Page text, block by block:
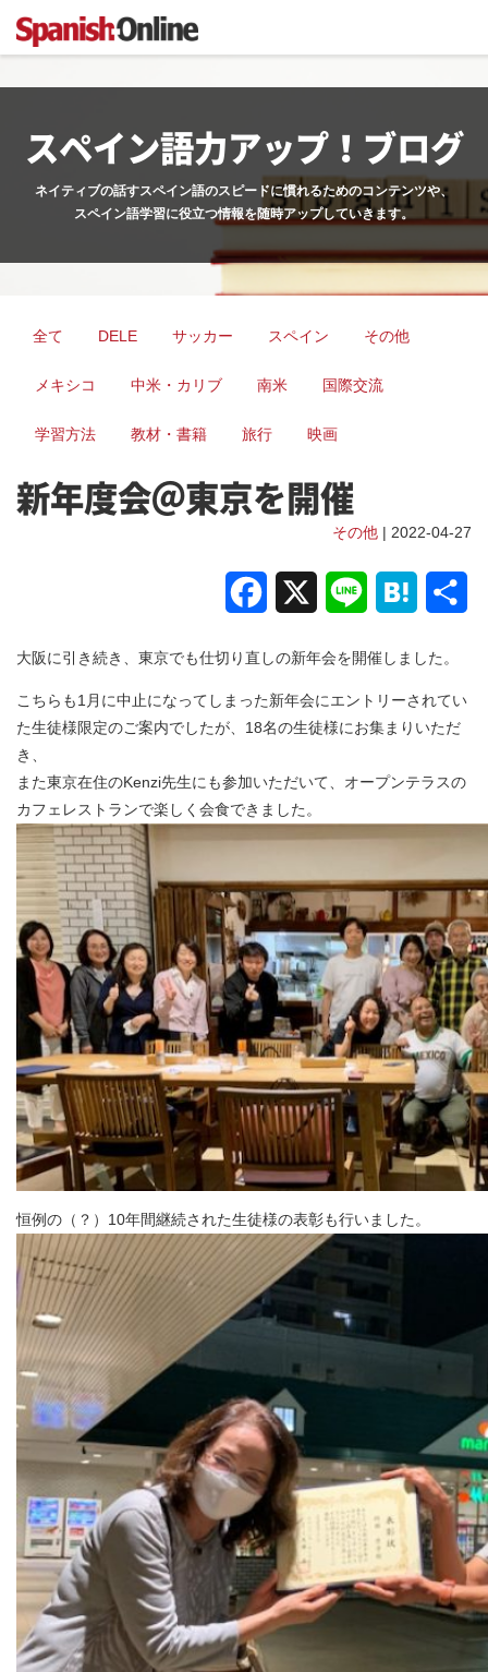
スペイン語力アップ！ブログ
ネイティブの話すスペイン語のスピードに慣れるためのコンテンツや、
スペイン語学習に役立つ情報を随時アップしていきます。
全て DELE サッカー スペイン その他
メキシコ 中米・カリブ 南米 国際交流
学習方法 教材・書籍 旅行 映画
新年度会＠東京を開催
その他 | 2022-04-27
Facebook Line Hatena
大阪に引き続き、東京でも仕切り直しの新年会を開催しました。
こちらも1月に中止になってしまった新年会にエントリーされてい
た生徒様限定のご案内でしたが、18名の生徒様にお集まりいただ
き、
また東京在住のKenzi先生にも参加いただいて、オープンテラスの
カフェレストランで楽しく会食できました。
恒例の（？）10年間継続された生徒様の表彰も行いました。